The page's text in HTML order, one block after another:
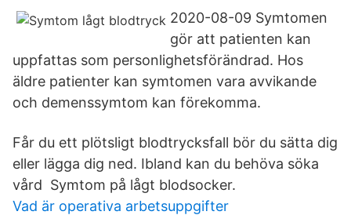
2020-08-09 Symtomen
gör att patienten kan
uppfattas som personlighetsförändrad. Hos
äldre patienter kan symtomen vara avvikande
och demenssymtom kan förekomma.
Får du ett plötsligt blodtrycksfall bör du sätta dig
eller lägga dig ned. Ibland kan du behöva söka
vård Symtom på lågt blodsocker.
Vad är operativa arbetsuppgifter